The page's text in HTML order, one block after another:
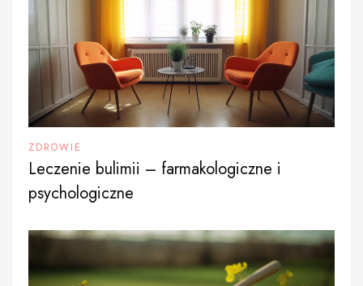
ZDROWIE
Leczenie bulimii – farmakologiczne i
psychologiczne